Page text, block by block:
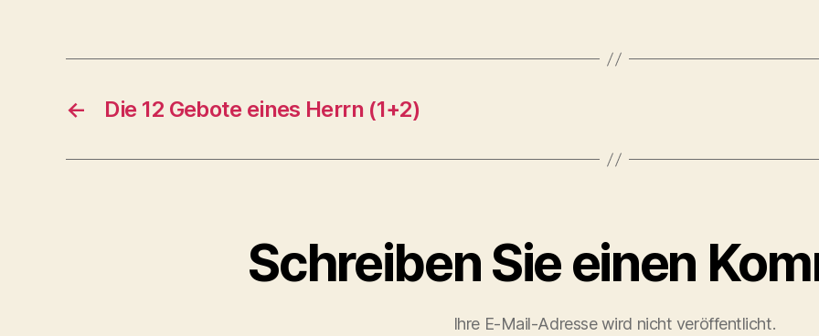
← Die 12 Gebote eines Herrn (1+2)
Schreiben Sie einen
Ihre E-Mail-Adresse wird nicht veröffentlicht.